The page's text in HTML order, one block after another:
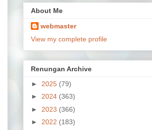
About Me
webmaster
View my complete profile
Renungan Archive
► 2025 (79)
► 2024 (363)
► 2023 (366)
► 2022 (183)